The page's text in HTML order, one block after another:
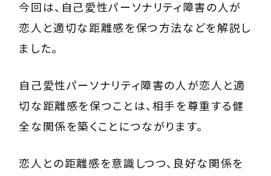
今回は、自己愛性パーソナリティ障害の人が
恋人と適切な距離感を保つ方法などを解説し
ました。
自己愛性パーソナリティ障害の人が恋人と適
切な距離感を保つことは、相手を尊重する健
全な関係を築くことにつながります。
恋人との距離感を意識しつつ、良好な関係を